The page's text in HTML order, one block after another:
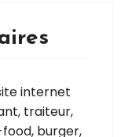
internet
traiteur,
burger,